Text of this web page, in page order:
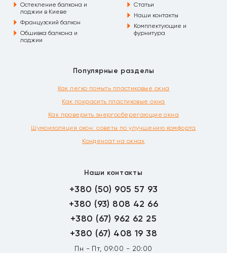
Остекление балкона и
лоджии в Киеве
Французский балкон
Обшивка балкона и
лоджии
Статьи
Наши контакты
Комплектующие и
фурнитура
Популярные разделы
Как легко помыть пластиковые окна
Как покрасить пластиковые окна
Как проверить энергосберегающие окна
Шумоизоляция окон: советы по улучшению комфорта
Конденсат на окнах
Наши контакты
Пн - Пт, 09:00 - 20:00
+380 (50) 905 57 93
+380 (93) 808 42 66
+380 (67) 962 62 25
+380 (67) 408 19 38